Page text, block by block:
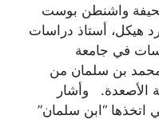
واشنطن بوست
هيكل، أستاذ دراسات
في جامعة
محمد بن سلمان من
الأصعدة. وأشار
اتخذها “ابن سلمان”